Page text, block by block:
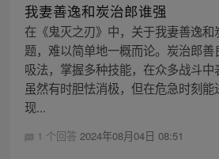
我妻善逸和炭治郎谁强
在《鬼灭之刃》中，关于我妻善逸
题，难以简单地一概而论。炭治郎
吸法，掌握多种技能，在众多战斗
虽然有时胆怯消极，但在危急时刻
现...
1 个回答 2024年08月04日 08:51